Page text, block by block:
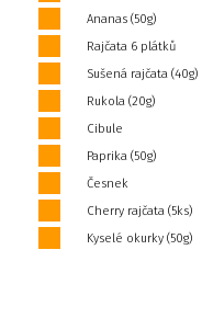
Ananas (50g)
Rajčata 6 plátků
Sušená rajčata (40g)
Rukola (20g)
Cibule
Paprika (50g)
Česnek
Cherry rajčata (5ks)
Kyselé okurky (50g)